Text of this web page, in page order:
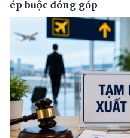
ép buộc đóng góp